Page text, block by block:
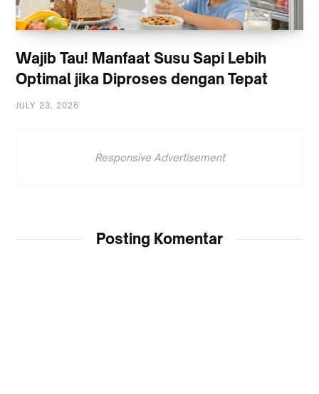
Wajib Tau! Manfaat Susu Sapi Lebih
Optimal jika Diproses dengan Tepat
JULY 23, 2026
Responsive Advertisement
Posting Komentar